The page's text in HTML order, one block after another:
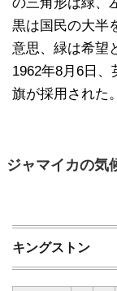
黒は国民の大半
意思、緑は希望
1962年8月6日
旗が採用された。
ジャマイカの気
キングストン